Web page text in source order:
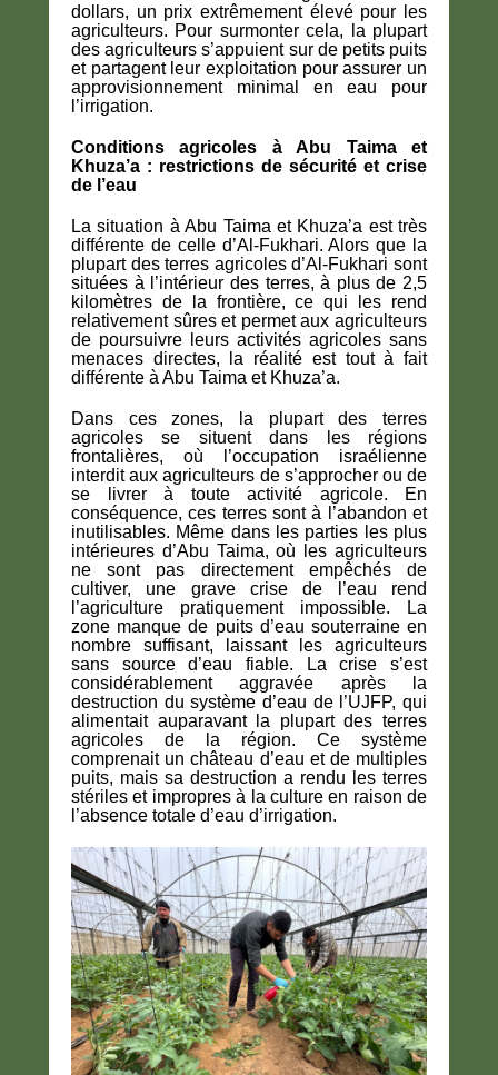
dollars, un prix extrêmement élevé pour les
agriculteurs. Pour surmonter cela, la plupart
des agriculteurs s’appuient sur de petits puits
et partagent leur exploitation pour assurer un
approvisionnement minimal en eau pour
l’irrigation.
Conditions agricoles à Abu Taima et
Khuza’a : restrictions de sécurité et crise
de l’eau
La situation à Abu Taima et Khuza’a est très
différente de celle d’Al-Fukhari. Alors que la
plupart des terres agricoles d’Al-Fukhari sont
situées à l’intérieur des terres, à plus de 2,5
kilomètres de la frontière, ce qui les rend
relativement sûres et permet aux agriculteurs
de poursuivre leurs activités agricoles sans
menaces directes, la réalité est tout à fait
différente à Abu Taima et Khuza’a.
Dans ces zones, la plupart des terres
agricoles se situent dans les régions
frontalières, où l’occupation israélienne
interdit aux agriculteurs de s’approcher ou de
se livrer à toute activité agricole. En
conséquence, ces terres sont à l’abandon et
inutilisables. Même dans les parties les plus
intérieures d’Abu Taima, où les agriculteurs
ne sont pas directement empêchés de
cultiver, une grave crise de l’eau rend
l’agriculture pratiquement impossible. La
zone manque de puits d’eau souterraine en
nombre suffisant, laissant les agriculteurs
sans source d’eau fiable. La crise s’est
considérablement aggravée après la
destruction du système d’eau de l’UJFP, qui
alimentait auparavant la plupart des terres
agricoles de la région. Ce système
comprenait un château d’eau et de multiples
puits, mais sa destruction a rendu les terres
stériles et impropres à la culture en raison de
l’absence totale d’eau d’irrigation.